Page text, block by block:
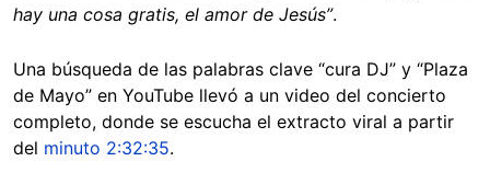
hay una cosa gratis, el amor de Jesús”.
Una búsqueda de las palabras clave “cura DJ” y “Plaza
de Mayo” en YouTube llevó a un video del concierto
completo, donde se escucha el extracto viral a partir
del minuto 2:32:35.